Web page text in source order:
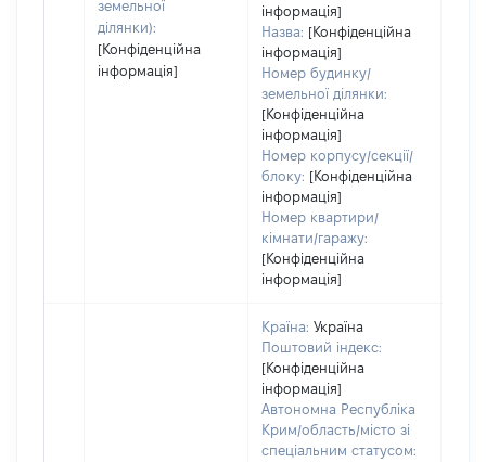
земельної
ділянки):
[Конфіденційна
інформація]
інформація]
Назва: [Конфіденційна
інформація]
Номер будинку/
земельної ділянки:
[Конфіденційна
інформація]
Номер корпусу/секції/
блоку: [Конфіденційна
інформація]
Номер квартири/
кімнати/гаражу:
[Конфіденційна
інформація]
Країна: Україна
Поштовий індекс:
[Конфіденційна
інформація]
Автономна Республіка
Крим/область/місто зі
спеціальним статусом: